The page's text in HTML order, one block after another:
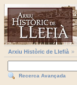
Arxiu Històric de Llefià
Recerca Avançada